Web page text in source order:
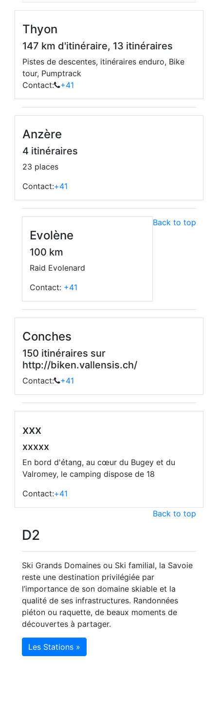
Thyon
147 km d'itinéraire, 13 itinéraires
Pistes de descentes, itinéraires enduro, Bike
tour, Pumptrack
Contact:
+41
Anzère
4 itinéraires
23 places
Contact:+41
Back to top
Evolène
100 km
Raid Evolenard
Contact: +41
Conches
150 itinéraires sur
http://biken.vallensis.ch/
Contact: +41
xxx
xxxxx
En bord d'étang, au cœur du Bugey et du
Valromey, le camping dispose de 18
Contact:+41
Back to top
D2
Ski Grands Domaines ou Ski familial, la Savoie
reste une destination privilégiée par
l’importance de son domaine skiable et la
qualité de ses infrastructures. Randonnées
piéton ou raquette, de beaux moments de
découvertes à partager.
Les Stations »